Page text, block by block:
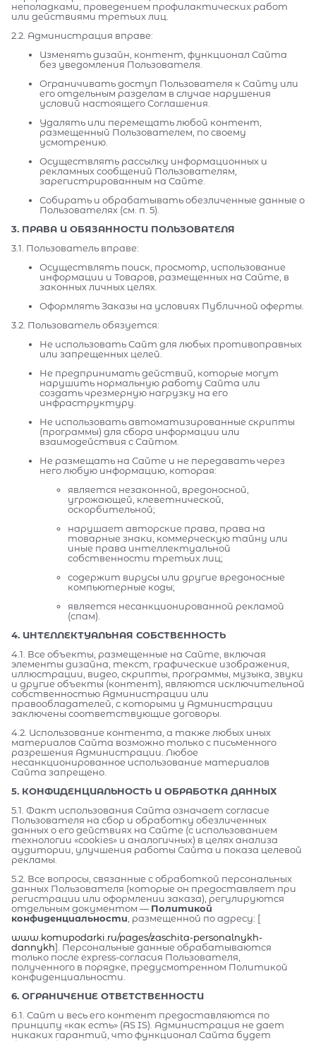
неполадками, проведением профилактических работ
или действиями третьих лиц.
2.2. Администрация вправе:
Изменять дизайн, контент, функционал Сайта
без уведомления Пользователя.
Ограничивать доступ Пользователя к Сайту или
его отдельным разделам в случае нарушения
условий настоящего Соглашения.
Удалять или перемещать любой контент,
размещенный Пользователем, по своему
усмотрению.
Осуществлять рассылку информационных и
рекламных сообщений Пользователям,
зарегистрированным на Сайте.
Собирать и обрабатывать обезличенные данные о
Пользователях (см. п. 5).
3. ПРАВА И ОБЯЗАННОСТИ ПОЛЬЗОВАТЕЛЯ
3.1. Пользователь вправе:
Осуществлять поиск, просмотр, использование
информации и Товаров, размещенных на Сайте, в
законных личных целях.
Оформлять Заказы на условиях Публичной оферты.
3.2. Пользователь обязуется:
Не использовать Сайт для любых противоправных
или запрещенных целей.
Не предпринимать действий, которые могут
нарушить нормальную работу Сайта или
создать чрезмерную нагрузку на его
инфраструктуру.
Не использовать автоматизированные скрипты
(программы) для сбора информации или
взаимодействия с Сайтом.
Не размещать на Сайте и не передавать через
него любую информацию, которая:
является незаконной, вредоносной,
угрожающей, клеветнической,
оскорбительной;
нарушает авторские права, права на
товарные знаки, коммерческую тайну или
иные права интеллектуальной
собственности третьих лиц;
содержит вирусы или другие вредоносные
компьютерные коды;
является несанкционированной рекламой
(спам).
4. ИНТЕЛЛЕКТУАЛЬНАЯ СОБСТВЕННОСТЬ
4.1. Все объекты, размещенные на Сайте, включая
элементы дизайна, текст, графические изображения,
иллюстрации, видео, скрипты, программы, музыка, звуки
и другие объекты (контент), являются исключительной
собственностью Администрации или
правообладателей, с которыми у Администрации
заключены соответствующие договоры.
4.2. Использование контента, а также любых иных
материалов Сайта возможно только с письменного
разрешения Администрации. Любое
несанкционированное использование материалов
Сайта запрещено.
5. КОНФИДЕНЦИАЛЬНОСТЬ И ОБРАБОТКА ДАННЫХ
5.1. Факт использования Сайта означает согласие
Пользователя на сбор и обработку обезличенных
данных о его действиях на Сайте (с использованием
технологии «cookies» и аналогичных) в целях анализа
аудитории, улучшения работы Сайта и показа целевой
рекламы.
5.2. Все вопросы, связанные с обработкой персональных
данных Пользователя (которые он предоставляет при
регистрации или оформлении заказа), регулируются
отдельным документом — Политикой
конфиденциальности , размещенной по адресу: [
www.komupodarki.ru/pages/zaschita-personalnykh-
dannykh]. Персональные данные обрабатываются
только после express-согласия Пользователя,
полученного в порядке, предусмотренном Политикой
конфиденциальности.
6. ОГРАНИЧЕНИЕ ОТВЕТСТВЕННОСТИ
6.1. Сайт и весь его контент предоставляются по
принципу «как есть» (AS IS). Администрация не дает
никаких гарантий, что функционал Сайта будет